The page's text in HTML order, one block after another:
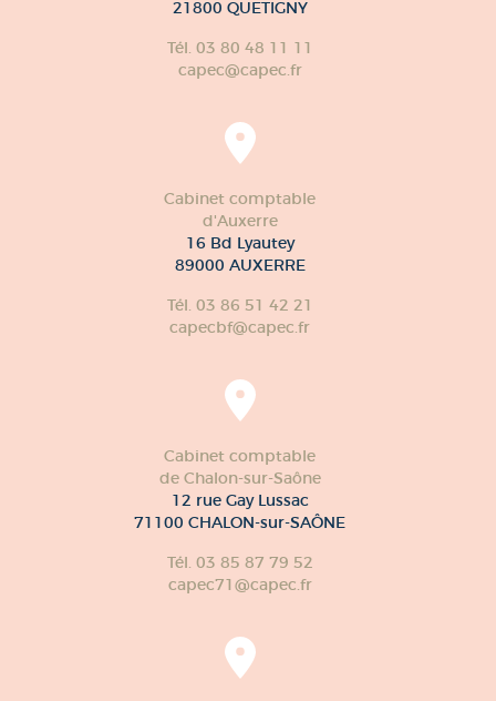
21800 QUETIGNY
Tél. 03 80 48 11 11
capec@capec.fr
Cabinet comptable
d'Auxerre
16 Bd Lyautey
89000 AUXERRE
Tél. 03 86 51 42 21
capecbf@capec.fr
Cabinet comptable
de Chalon-sur-Saône
12 rue Gay Lussac
71100 CHALON-sur-SAÔNE
Tél. 03 85 87 79 52
capec71@capec.fr